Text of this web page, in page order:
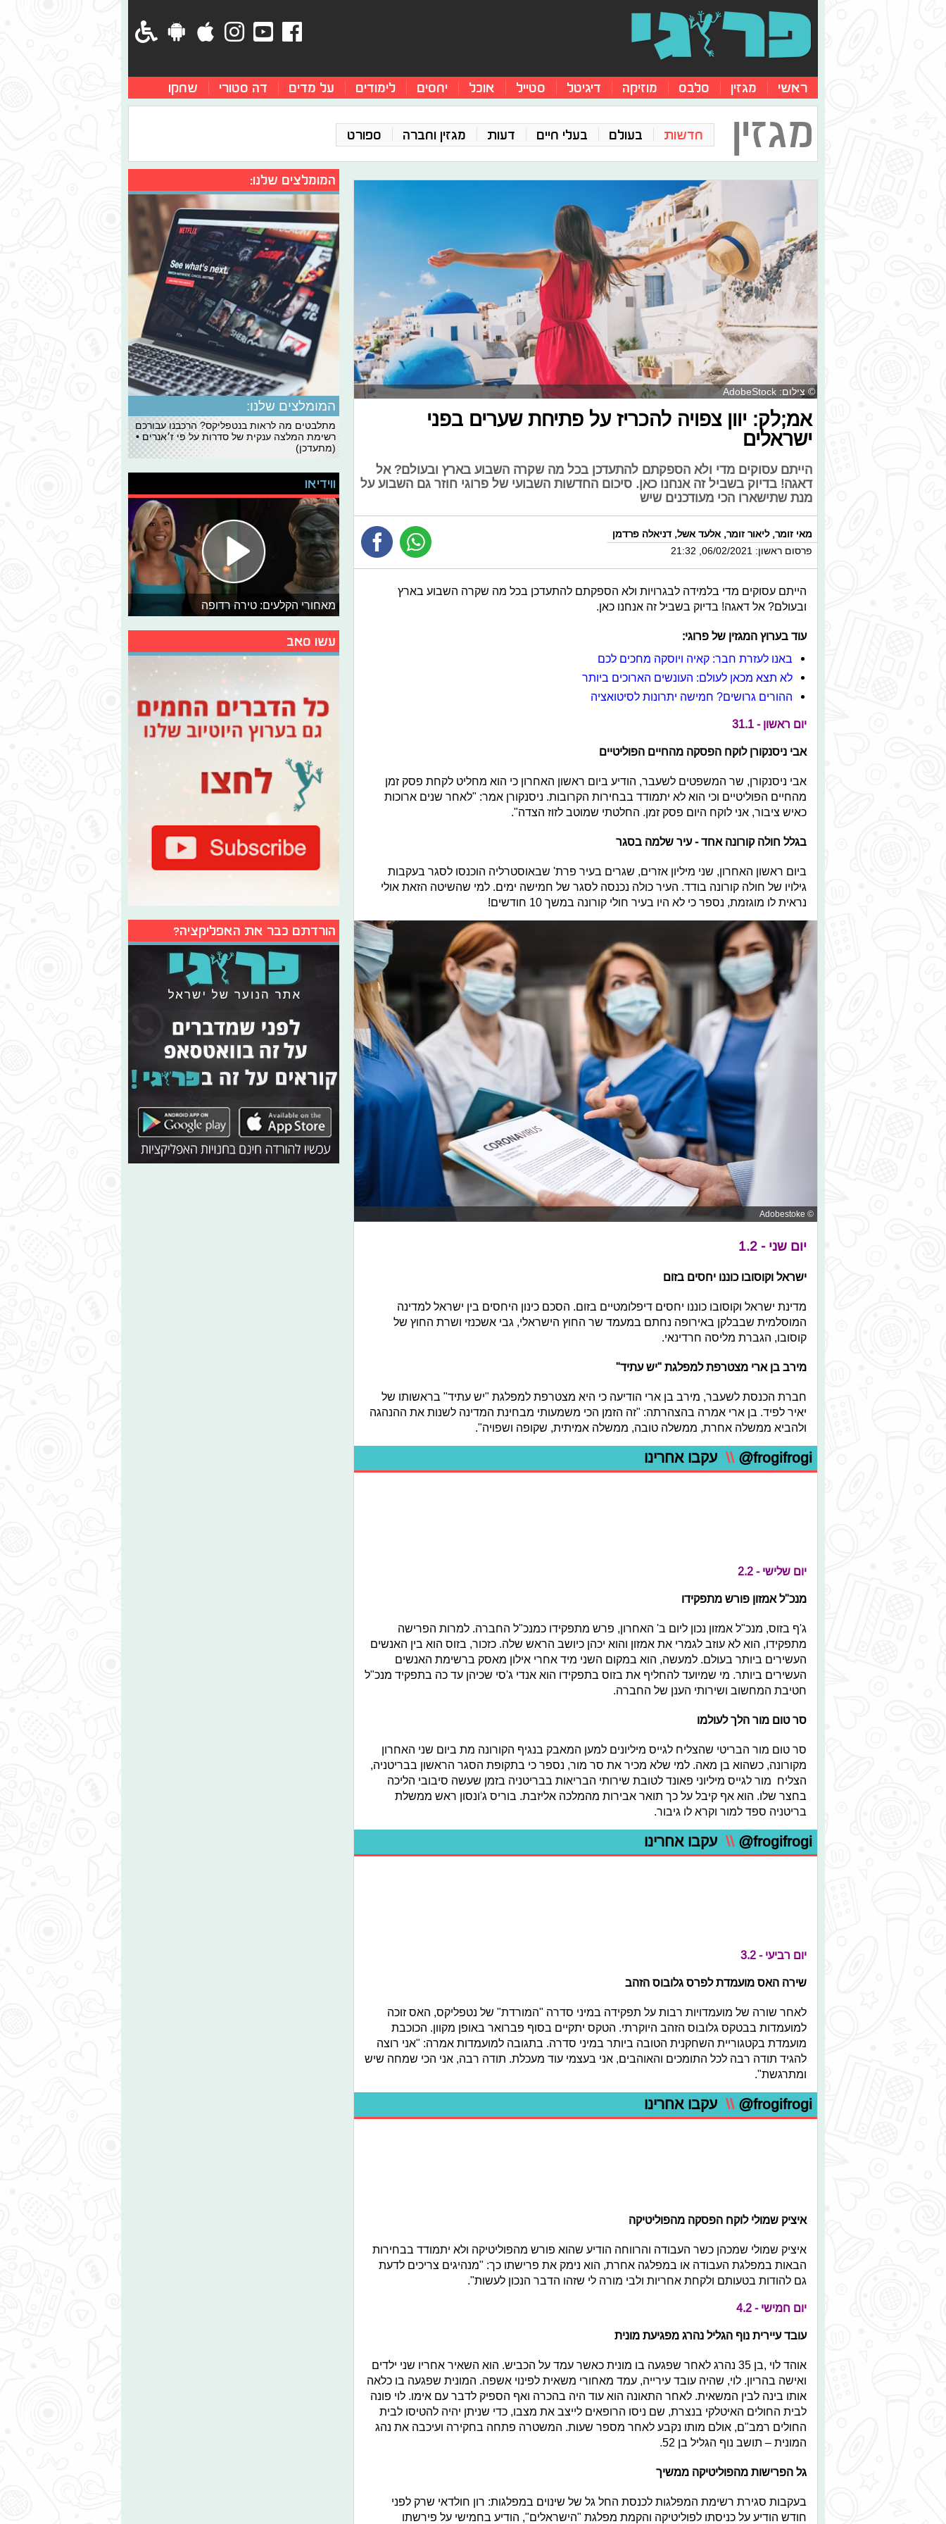
ראשי מגזין סלבס מוזיקה דיגיטל סטייל אוכל יחסים לימודים על מדים דה סטורי שחקו
מגזין חדשות בעולם בעלי חיים דעות מגזין וחברה ספורט
© צילום: AdobeStock
אמ;לק: יוון צפויה להכריז על פתיחת שערים בפני
ישראלים
הייתם עסוקים מדי ולא הספקתם להתעדכן בכל מה שקרה השבוע בארץ ובעולם? אל
דאגה! בדיוק בשביל זה אנחנו כאן. סיכום החדשות השבועי של פרוגי חוזר גם השבוע על
מנת שתישארו הכי מעודכנים שיש
מאי זומר,ליאור זומר, אלעד אשל, דניאלה פרדמן
פרסום ראשון: 06/02/2021, 21:32
הייתם עסוקים מדי בלמידה לבגרויות ולא הספקתם להתעדכן בכל מה שקרה השבוע בארץ
ובעולם? אל דאגה! בדיוק בשביל זה אנחנו כאן.
עוד בערוץ המגזין של פרוגי:
באנו לעזרת חבר: קאיה ויוסקה מחכים לכם
לא תצא מכאן לעולם: העונשים הארוכים ביותר
ההורים גרושים? חמישה יתרונות לסיטואציה
יום ראשון - 31.1
אבי ניסנקורן לוקח הפסקה מהחיים הפוליטיים
אבי ניסנקורן, שר המשפטים לשעבר, הודיע ביום ראשון האחרון כי הוא מחליט לקחת פסק זמן
מהחיים הפוליטיים וכי הוא לא יתמודד בבחירות הקרובות. ניסנקורן אמר: "לאחר שנים ארוכות
כאיש ציבור, אני לוקח היום פסק זמן. החלטתי שמוטב לזוז הצדה".
בגלל חולה קורונה אחד - עיר שלמה בסגר
ביום ראשון האחרון, שני מיליון אזרים, שגרים בעיר פרת' שבאוסטרליה הוכנסו לסגר בעקבות
גילויו של חולה קורונה בודד. העיר כולה נכנסה לסגר של חמישה ימים. למי שהשיטה הזאת אולי
נראית לו מוגזמת, נספר כי לא היו בעיר חולי קורונה במשך 10 חודשים!
© Adobestoke
יום שני - 1.2
ישראל וקוסובו כוננו יחסים בזום
מדינת ישראל וקוסובו כוננו יחסים דיפלומטיים בזום. הסכם כינון היחסים בין ישראל למדינה
המוסלמית שבבלקן באירופה נחתם במעמד שר החוץ הישראלי, גבי אשכנזי ושרת החוץ של
קוסובו, הגברת מליסה חרדינאי.
מירב בן ארי מצטרפת למפלגת "יש עתיד"
חברת הכנסת לשעבר, מירב בן ארי הודיעה כי היא מצטרפת למפלגת "יש עתיד" בראשותו של
יאיר לפיד. בן ארי אמרה בהצהרתה: "זה הזמן הכי משמעותי מבחינת המדינה לשנות את ההנהגה
ולהביא ממשלה אחרת, ממשלה טובה, ממשלה אמיתית, שקופה ושפויה".
@frogifrogi
\\ עקבו אחרינו
יום שלישי - 2.2
מנכ"ל אמזון פורש מתפקידו
ג'ף בזוס, מנכ"ל אמזון נכון ליום ב' האחרון, פרש מתפקידו כמנכ"ל החברה. למרות הפרישה
מתפקידו, הוא לא עוזב לגמרי את אמזון והוא יכהן כיושב הראש שלה. כזכור, בזוס הוא בין האנשים
העשירים ביותר בעולם. למעשה, הוא במקום השני מיד אחרי אילון מאסק ברשימת האנשים
העשירים ביותר. מי שמיועד להחליף את בזוס בתפקידו הוא אנדי ג'סי שכיהן עד כה בתפקיד מנכ"ל
חטיבת המחשוב ושירותי הענן של החברה.
סר טום מור הלך לעולמו
סר טום מור הבריטי שהצליח לגייס מיליונים למען המאבק בנגיף הקורונה מת ביום שני האחרון
מקורונה, כשהוא בן מאה. למי שלא מכיר את סר מור, נספר כי בתקופת הסגר הראשון בבריטניה,
הצליח מור לגייס מיליוני פאונד לטובת שירותי הבריאות בבריטניה בזמן שעשה סיבובי הליכה
בחצר שלו. הוא אף קיבל על כך תואר אבירות מהמלכה אליזבת. בוריס ג'ונסון ראש ממשלת
בריטניה ספד למור וקרא לו גיבור.
@frogifrogi
\\ עקבו אחרינו
יום רביעי - 3.2
שירה האס מועמדת לפרס גלובוס הזהב
לאחר שורה של מועמדויות רבות על תפקידה במיני סדרה "המורדת" של נטפליקס, האס זוכה
למועמדות בבטקס גלובוס הזהב היוקרתי. הטקס יתקיים בסוף פברואר באופן מקוון. הכוכבת
מועמדת בקטגוריית השחקנית הטובה ביותר במיני סדרה. בתגובה למועמדות אמרה: "אני רוצה
להגיד תודה רבה לכל התומכים והאוהבים, אני בעצמי עוד מעכלת. תודה רבה, אני הכי שמחה שיש
ומתרגשת".
@frogifrogi
\\ עקבו אחרינו
איציק שמולי לוקח הפסקה מהפוליטיקה
איציק שמולי שמכהן כשר העבודה והרווחה הודיע שהוא פורש מהפוליטיקה ולא יתמודד בבחירות
הבאות במפלגת העבודה או במפלגה אחרת, הוא נימק את פרישתו כך: "מנהיגים צריכים לדעת
גם להודות בטעותם ולקחת אחריות ולבי מורה לי שזהו הדבר הנכון לעשות".
יום חמישי - 4.2
עובד עיירית נוף הגליל נהרג מפגיעת מונית
אוהד לוי ,בן 35 נהרג לאחר שפגעה בו מונית כאשר עמד על הכביש. הוא השאיר אחריו שני ילדים
ואישה בהריון. לוי, שהיה עובד עירייה, עמד מאחורי משאית לפינוי אשפה. המונית שפגעה בו כלאה
אותו בינה לבין המשאית. לאחר התאונה הוא עוד היה בהכרה ואף הספיק לדבר עם אימו. לוי פונה
לבית החולים האיטלקי בנצרת, שם ניסו הרופאים לייצב את מצבו, כדי שניתן יהיה להטיסו לבית
החולים רמב"ם, אולם מותו נקבע לאחר מספר שעות. המשטרה פתחה בחקירה ועיכבה את נהג
המונית – תושב נוף הגליל בן 52.
גל הפרישות מהפוליטיקה ממשיך
בעקבות סגירת רשימת המפלגות לכנסת החל גל של שינוים במפלגות: רון חולדאי שרק לפני
חודש הודיע על כניסתו לפוליטיקה והקמת מפלגת "הישראלים", הודיע בחמישי על פירשתו
המומלצים שלנו:
המומלצים שלנו:
מתלבטים מה לראות בנטפליקס? הרכבנו עבורכם
רשימת המלצה ענקית של סדרות על פי ז׳אנרים •
(מתעדכן)
ווידיאו
מאחורי הקלעים: טירה רדופה
עשו סאב
הורדתם כבר את האפליקציה?